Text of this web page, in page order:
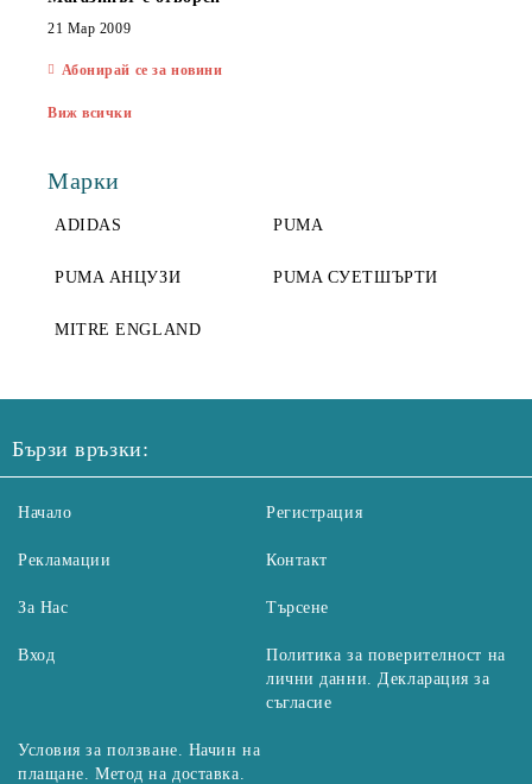
21 Мар 2009
Абонирай се за новини
Виж всички
Марки
ADIDAS PUMA
PUMA АНЦУЗИ PUMA СУЕТШЪРТИ
MITRE ENGLAND
Бързи връзки:
Начало
Рекламации
За Нас
Вход
Регистрация
Контакт
Търсене
Политика за поверителност на
лични данни. Декларация за
съгласие
Условия за ползване. Начин на
плащане. Метод на доставка.